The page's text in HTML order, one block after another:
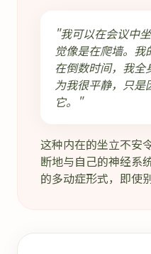
"我可以在会议中
觉像是在爬墙。
在倒数时间，我
为我很平静，只是
它。"
这种内在的坐立不安
断地与自己的神经系
的多动症形式，即使